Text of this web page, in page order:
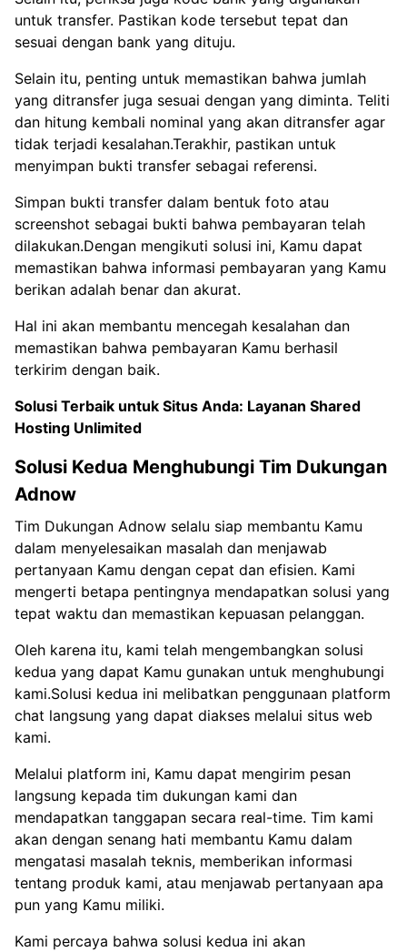
untuk transfer. Pastikan kode tersebut tepat dan
sesuai dengan bank yang dituju.
Selain itu, penting untuk memastikan bahwa jumlah
yang ditransfer juga sesuai dengan yang diminta. Teliti
dan hitung kembali nominal yang akan ditransfer agar
tidak terjadi kesalahan.Terakhir, pastikan untuk
menyimpan bukti transfer sebagai referensi.
Simpan bukti transfer dalam bentuk foto atau
screenshot sebagai bukti bahwa pembayaran telah
dilakukan.Dengan mengikuti solusi ini, Kamu dapat
memastikan bahwa informasi pembayaran yang Kamu
berikan adalah benar dan akurat.
Hal ini akan membantu mencegah kesalahan dan
memastikan bahwa pembayaran Kamu berhasil
terkirim dengan baik.
Solusi Terbaik untuk Situs Anda: Layanan Shared
Hosting Unlimited
Solusi Kedua Menghubungi Tim Dukungan
Adnow
Tim Dukungan Adnow selalu siap membantu Kamu
dalam menyelesaikan masalah dan menjawab
pertanyaan Kamu dengan cepat dan efisien. Kami
mengerti betapa pentingnya mendapatkan solusi yang
tepat waktu dan memastikan kepuasan pelanggan.
Oleh karena itu, kami telah mengembangkan solusi
kedua yang dapat Kamu gunakan untuk menghubungi
kami.Solusi kedua ini melibatkan penggunaan platform
chat langsung yang dapat diakses melalui situs web
kami.
Melalui platform ini, Kamu dapat mengirim pesan
langsung kepada tim dukungan kami dan
mendapatkan tanggapan secara real-time. Tim kami
akan dengan senang hati membantu Kamu dalam
mengatasi masalah teknis, memberikan informasi
tentang produk kami, atau menjawab pertanyaan apa
pun yang Kamu miliki.
Kami percaya bahwa solusi kedua ini akan